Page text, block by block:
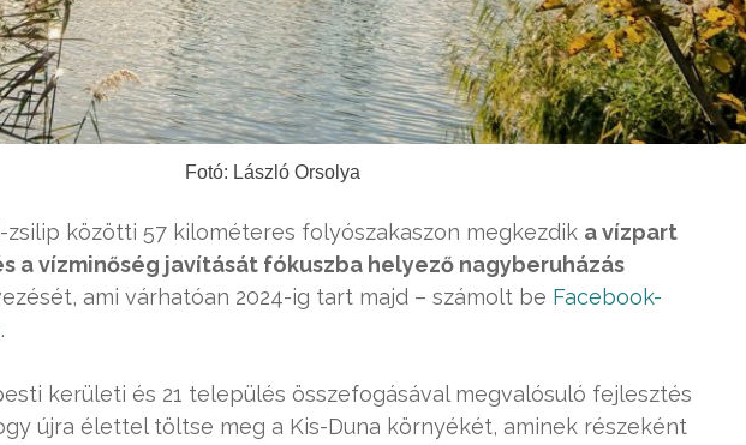
Fotó: László Orsolya
zsilip közötti 57 kilométeres folyószakaszon megkezdik a vízpart
a vízminőség javítását fókuszba helyező nagyberuházás
ami várhatóan 2024-ig tart majd – számolt be Facebook-
.
kerületi és 21 település összefogásával megvalósuló fejlesztés
újra élettel töltse meg a Kis-Duna környékét, aminek részeként